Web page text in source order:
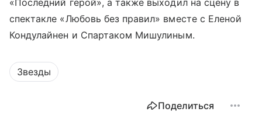
«Последний герой», а также выходил на сцену в
спектакле «Любовь без правил» вместе с Еленой
Кондулайнен и Спартаком Мишулиным.
Звезды
Поделиться